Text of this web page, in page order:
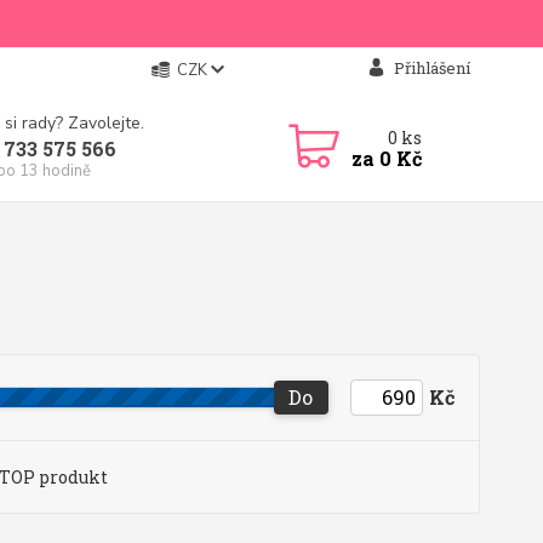
CZK Přihlášení
rady? Zavolejte.
575 566
13 hodině
0 ks
za 0 Kč
Do Kč
TOP produkt